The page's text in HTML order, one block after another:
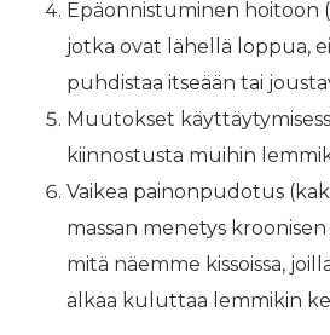
Epäonnistuminen hoitoon
jotka ovat lähellä loppua,
puhdistaa itseään tai
Muutokset
kiinnostusta muihin
Vaikea painonpudotus
massan menetys
mitä näemme kissoissa,
alkaa kuluttaa lemmikin